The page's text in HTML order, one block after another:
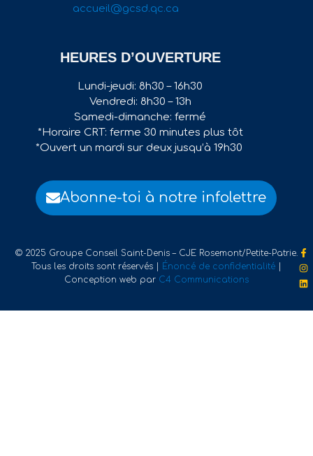
accueil@gcsd.qc.ca
HEURES D’OUVERTURE
Lundi-jeudi: 8h30 – 16h30
Vendredi: 8h30 – 13h
Samedi-dimanche: fermé
*Horaire CRT: ferme 30 minutes plus tôt
*Ouvert un mardi sur deux jusqu’à 19h30
Abonne-toi à notre infolettre
© 2025 Groupe Conseil Saint-Denis – CJE Rosemont/Petite-Patrie.
Tous les droits sont réservés |
Énoncé de confidentialité
Conception web par C4 Communications